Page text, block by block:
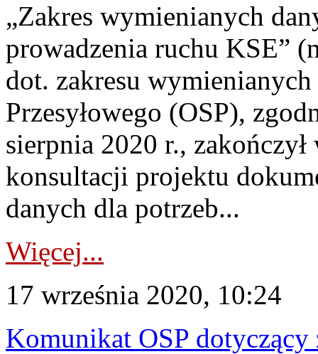
„Zakres wymienianych
prowadzenia ruchu KSE”
dot. zakresu
Przesyłowego (OSP),
sierpnia 2020 r.,
konsultacji projektu
danych dla potrzeb...
Więcej...
17 września 2020, 10:24
Komunikat OSP dotyczący